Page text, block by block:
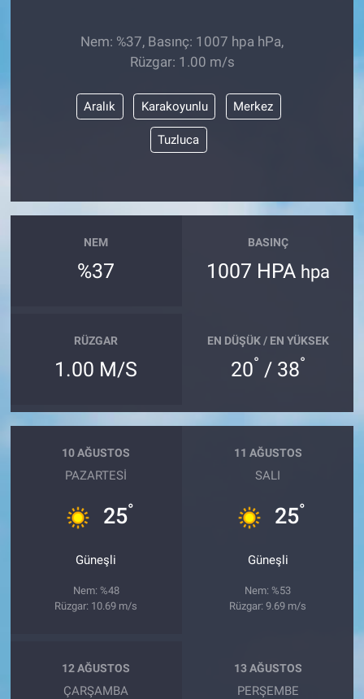
Nem: %37, Basınç: 1007 hpa hPa,
Rüzgar: 1.00 m/s
Aralık Karakoyunlu Merkez
Tuzluca
NEM
%37
BASINÇ
1007 HPA hpa
RÜZGAR
1.00 M/S
EN DÜŞÜK / EN YÜKSEK
20° / 38°
10 AĞUSTOS
PAZARTESI
25°
Güneşli
Nem: %48
Rüzgar: 10.69 m/s
11 AĞUSTOS
SALI
25°
Güneşli
Nem: %53
Rüzgar: 9.69 m/s
12 AĞUSTOS
ÇARŞAMBA
13 AĞUSTOS
PERŞEMBE